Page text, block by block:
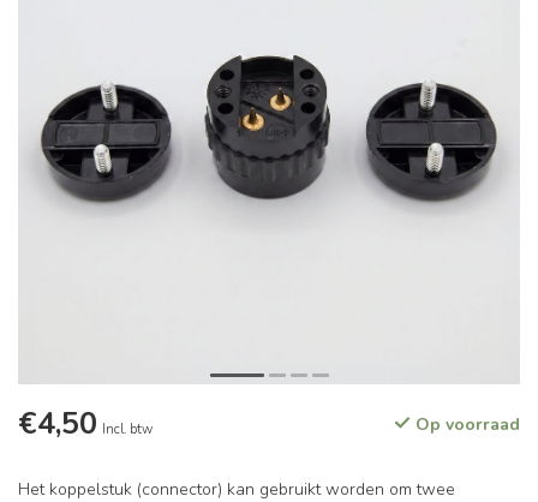
€4,50 Incl. btw Op voorraad
Het koppelstuk (connector) kan gebruikt worden om twee